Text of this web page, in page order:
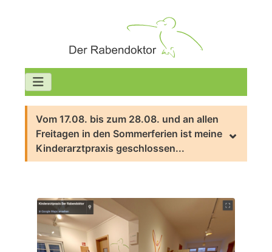
Vom 17.08. bis zum 28.08. und an allen
Freitagen in den Sommerferien ist meine
Kinderarztpraxis geschlossen...